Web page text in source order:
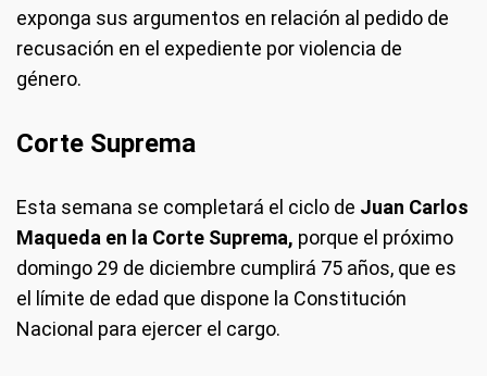
exponga sus argumentos en relación al pedido de
recusación en el expediente por violencia de
género.
Corte Suprema
Esta semana se completará el ciclo de Juan Carlos
Maqueda en la Corte Suprema, porque el próximo
domingo 29 de diciembre cumplirá 75 años, que es
el límite de edad que dispone la Constitución
Nacional para ejercer el cargo.